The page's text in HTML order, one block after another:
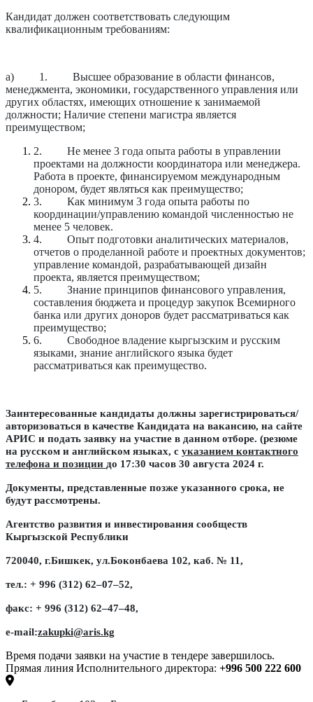
Кандидат должен соответствовать следующим
квалификационным требованиям:
a) 1.
Высшее образование в области финансов,
менеджмента, экономики, государственного управления или
других областях, имеющих отношение к занимаемой
должности; Наличие степени магистра является
преимуществом;
2.
Не менее 3 года опыта работы в управлении
проектами на должности координатора или менеджера.
Работа в проекте, финансируемом международным
донором, будет являться как преимущество;
3.
Как минимум 3 года опыта работы по
координации/управлению командой численностью не
менее 5 человек.
4.
Опыт подготовки аналитических материалов,
отчетов о проделанной работе и проектных документов;
управление командой, разрабатывающей дизайн
проекта, является преимуществом;
5.
Знание принципов финансового управления,
составления бюджета и процедур закупок Всемирного
банка или других доноров будет рассматриваться как
преимущество;
6.
Свободное владение кыргызским и русским
языками, знание английского языка будет
рассматриваться как преимущество.
Заинтересованные кандидаты должны зарегистрироваться/
авторизоваться в качестве Кандидата на вакансию, на сайте
АРИС и подать заявку на участие в данном отборе. (резюме
на русском и английском языках, с указанием контактного
телефона и позиции до 17:30 часов 30 августа 2024 г.
Документы, представленные позже указанного срока, не
будут рассмотрены.
Агентство развития и инвестирования сообществ
Кыргызской Республики
720040, г.Бишкек, ул.Боконбаева 102, каб. № 11,
тел.: + 996 (312) 62–07–52,
факс: + 996 (312) 62–47–48,
e-mail:zakupki@aris.kg
Время подачи заявки на участие в тендере завершилось.
Прямая линия Исполнительного директора: +996 500 222 600